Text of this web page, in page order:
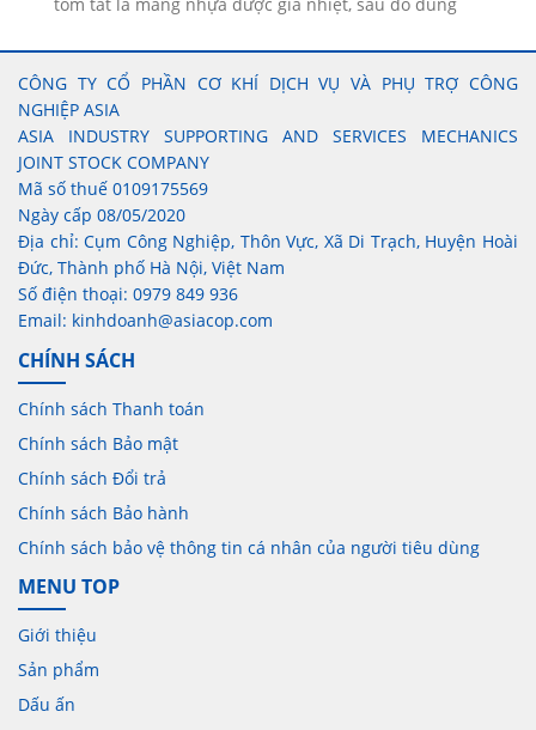
Công nghệ hút chân không định hình hoàn toán khác
biệt với công nghệ nhựa đúc, thổi...
CÔNG TY CỔ PHẦN CƠ KHÍ DỊCH VỤ VÀ PHỤ TRỢ CÔNG
NGHIỆP ASIA
ASIA INDUSTRY SUPPORTING AND SERVICES MECHANICS
JOINT STOCK COMPANY
Mã số thuế 0109175569
Ngày cấp 08/05/2020
Địa chỉ: Cụm Công Nghiệp, Thôn Vực, Xã Di Trạch, Huyện Hoài
Đức, Thành phố Hà Nội, Việt Nam
Số điện thoại: 0979 849 936
Email: kinhdoanh@asiacop.com
CHÍNH SÁCH
Chính sách Thanh toán
Chính sách Bảo mật
Chính sách Đổi trả
Chính sách Bảo hành
Chính sách bảo vệ thông tin cá nhân của người tiêu dùng
MENU TOP
Giới thiệu
Sản phẩm
Dấu ấn